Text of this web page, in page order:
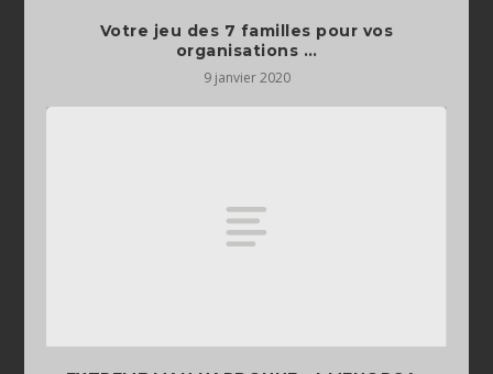
Votre jeu des 7 familles pour vos
organisations …
9 janvier 2020